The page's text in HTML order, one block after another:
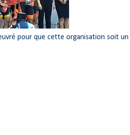
pour que cette organisation soit un